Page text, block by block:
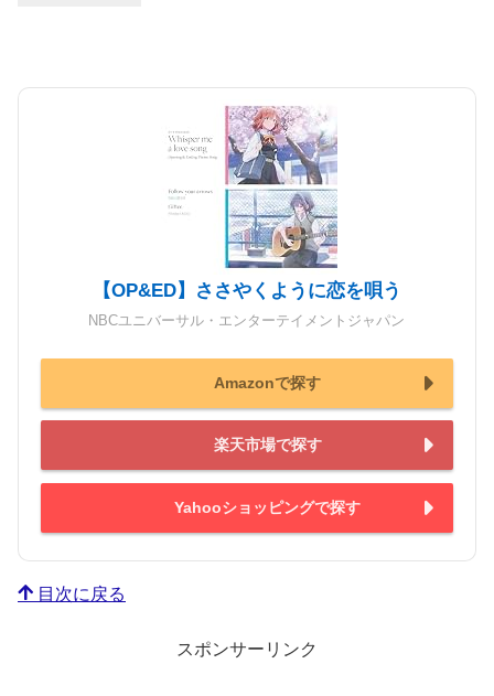
【OP&ED】ささやくように恋を唄う
NBCユニバーサル・エンターテイメントジャパン
Amazonで探す
楽天市場で探す
Yahooショッピングで探す
目次に戻る
スポンサーリンク